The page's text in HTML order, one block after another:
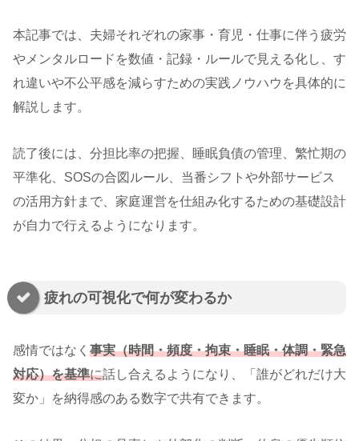
本記事では、夫婦それぞれの家事・育児・仕事に伴う疲労
やメンタルロードを数値・記録・ルールで見える化し、す
れ違いや不公平感を減らすための実践ノウハウを具体的に
解説します。
読了後には、分担比率の把握、睡眠負債の管理、繁忙期の
平準化、SOSの合図ルール、当番シフトや外部サービス
の活用方針まで、家庭運営を仕組み化するための基礎設計
が自力で行えるようになります。
疲れの可視化で何が変わるか
感情ではなく 事実（時間・頻度・拘束・睡眠・体調・緊急
対応）を基準に話し合えるようになり、「誰がどれだけ大
変か」を納得感のある数字で共有できます。